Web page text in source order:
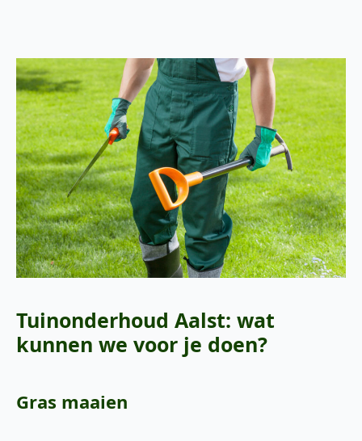
Tuinonderhoud Aalst: wat
kunnen we voor je doen?
Gras maaien